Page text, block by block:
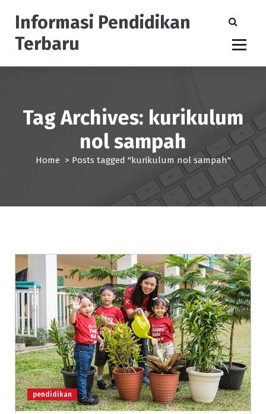
Informasi Pendidikan
Terbaru
Tag Archives: kurikulum
nol sampah
Home > Posts tagged "kurikulum nol sampah"
pendidikan